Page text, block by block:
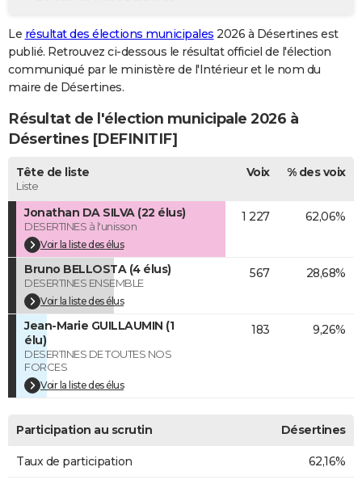
GUIDES D'ACHAT
BONS PLANS
CARTE DE VOEUX
Carte de Noël
Carte Bonne année
Carte Saint-Valentin
Carte Pâques
Carte d'anniversaire
Dictionnaire
Biographies
Citations
Expressions
Proverbes
PROGRAMME TV
COPAINS D'AVANT
S'inscrire
Se connecter
Lycées
Collèges
Primaires
Universités
Entreprises
Service militaire
Avis de recherche
AVIS DE DÉCÈS
FORUM
Bricolage
Lifestyle
Culture
Sport
Auto
Television
Voyage
Cinema
Le résultat des élections municipales 2026 à Désertines est
publié. Retrouvez ci-dessous le résultat officiel de l'élection
communiqué par le ministère de l'Intérieur et le nom du
maire de Désertines.
Résultat de l'élection municipale 2026 à
Désertines [DEFINITIF]
Tête de liste
Liste
Voix % des voix
Jonathan DA SILVA (22 élus)
DESERTINES à l'unisson
Voir la liste des élus
1 227 62,06%
Bruno BELLOSTA (4 élus)
DESERTINES ENSEMBLE
Voir la liste des élus
567 28,68%
Jean-Marie GUILLAUMIN (1
élu)
DESERTINES DE TOUTES NOS
FORCES
Voir la liste des élus
183 9,26%
Participation au scrutin Désertines
Taux de participation 62,16%